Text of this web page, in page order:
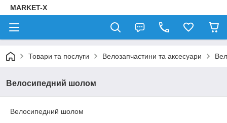
MARKET-X
Товари та послуги Велозапчастини та аксесуари
Велосипедний шолом
Велосипедний шолом